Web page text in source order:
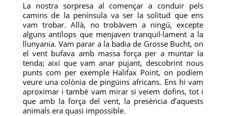
La nostra sorpresa al començar a conduir pels
camins de la península va ser la solitud que ens
vam trobar. Allà, no trobàvem a ningú, excepte
alguns antílops que menjaven tranquil·lament a la
llunyania. Vam parar a la badia de Grosse Bucht, on
el vent bufava amb massa força per a muntar la
tenda; així que vam anar pujant, descobrint nous
punts com per exemple Halifax Point, on podíem
veure una colònia de pingüins africans. Ens hi vam
aproximar i també vam mirar si veiem dofins, tot i
que amb la força del vent, la presència d’aquests
animals era quasi impossible.